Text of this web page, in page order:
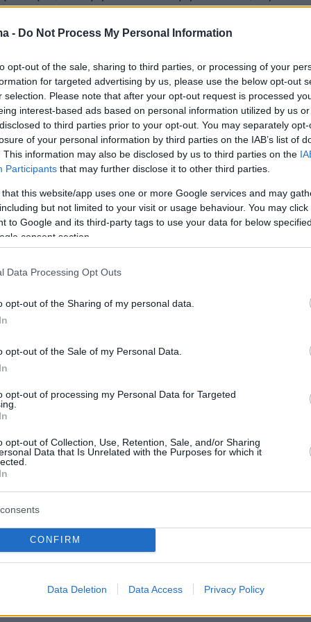
- Do Not Process My Personal Information
opt-out of the sale, sharing to third parties, or processing of your
for targeted advertising by us, please use the below opt-out
selection. Please note that after your opt-out request is processed
interest-based ads based on personal information utilized by us
to third parties prior to your opt-out. You may separately
of your personal information by third parties on the IAB’s list of
This information may also be disclosed by us to third parties on the
Participants that may further disclose it to other third parties.
that this website/app uses one or more Google services and may
but not limited to your visit or usage behaviour. You may
to Google and its third-party tags to use your data for below
consent section.
Data Processing Opt Outs
opt-out of the Sharing of my personal data.
opt-out of the Sale of my Personal Data.
opt-out of processing my Personal Data for Targeted
opt-out of Collection, Use, Retention, Sale, and/or Sharing
Data that Is Unrelated with the Purposes for which it
CONFIRM
Data Deletion Data Access Privacy Policy
από το νοσοκομείο».
μεταμοσχεύσεις έχουν πραγματοποιηθεί
Κίνα,από την οποία ωστόσο δεν υπήρξε
σχετικής τεχνογνωσίας, αλλά οι γιατροί στη
στη δική τους μεγάλη εμπειρία,καθώς η
, με τουλάχιστον 100
χρόνο - και συνολικά πάνω από 2.000 έως
μαζί με το Τορόντο, το Κλίβελαντ
στα μεγαλύτερα σχετικά προγράμματα σε
φορές να πλένουμε τα χέρια μας για να
Πέθανε σε ηλικία 93 ετών η χρυσή
οίκου Bvlgari
Ιουνίου
Ειδήσειςαπό την Ελλάδα και τον Κόσμο, τη
στοProtothema.gr